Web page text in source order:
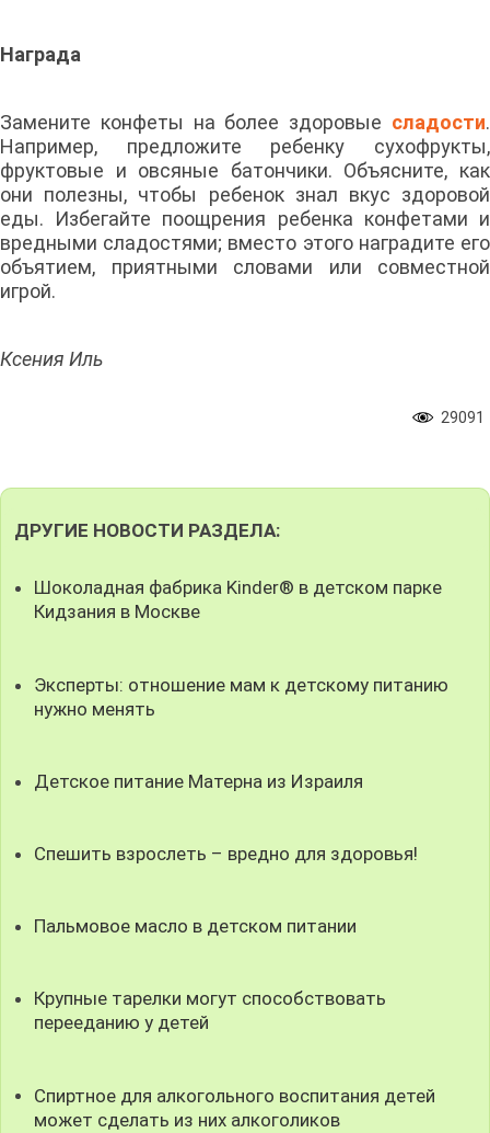
Награда
Замените конфеты на более здоровые сладости.
Например, предложите ребенку сухофрукты,
фруктовые и овсяные батончики. Объясните, как
они полезны, чтобы ребенок знал вкус здоровой
еды. Избегайте поощрения ребенка конфетами и
вредными сладостями; вместо этого наградите его
объятием, приятными словами или совместной
игрой.
Ксения Иль
29091
ДРУГИЕ НОВОСТИ РАЗДЕЛА:
Шоколадная фабрика Kinder® в детском парке
Кидзания в Москве
Эксперты: отношение мам к детскому питанию
нужно менять
Детское питание Матерна из Израиля
Спешить взрослеть – вредно для здоровья!
Пальмовое масло в детском питании
Крупные тарелки могут способствовать
перееданию у детей
Спиртное для алкогольного воспитания детей
может сделать из них алкоголиков